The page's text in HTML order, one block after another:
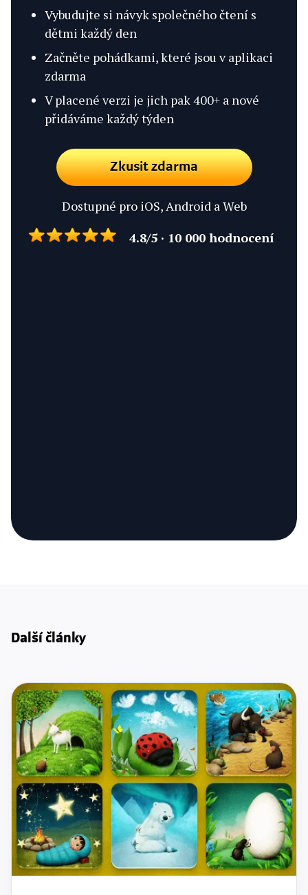
Vybudujte si návyk společného čtení s
dětmi každý den
Začněte pohádkami, které jsou v aplikaci
zdarma
V placené verzi je jich pak 400+ a nové
přidáváme každý týden
Zkusit zdarma
Dostupné pro iOS, Android a Web
4.8/5 · 10 000 hodnocení
Další články